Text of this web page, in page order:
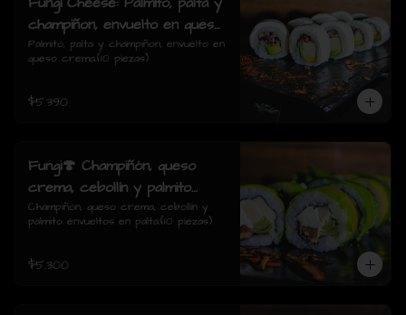
champiñon, envuelto en queso
crema.
Palmito, palta y champiñon, envuelto en
queso crema.(10 piezas)
$5.390
Fungi🍄 Champiñón, queso
crema, cebollín y palmito
envueltos en palta.
Champiñón, queso crema, cebollín y
palmito envueltos en palta.(10 piezas)
$5.300